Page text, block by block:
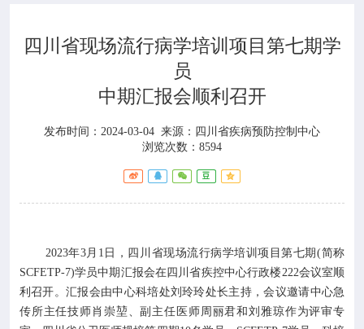
新闻动态 


科普园地 
四川省现场流行病学培训项目第七期学
员
中期汇报会顺利召开
发布时间：2024-03-04 来源： 四川省疾病预防控制中心
浏览次数：8594
2023年3月1日，四川省现场流行病学培训项目第七期(简称
SCFETP-7)学员中期汇报会在四川省疾控中心行政楼222会议室顺
利召开。汇报会由中心科培处刘玲玲处长主持，会议邀请中心急
传所主任技师肖崇堃、副主任医师周丽君和刘雅琼作为评审专